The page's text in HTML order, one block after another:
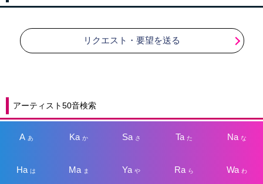
リクエスト・要望を送る
アーティスト50音検索
A あ Kaか Sa さ Taた Na な
Haは Ma ま Yaや Ra ら Wa わ